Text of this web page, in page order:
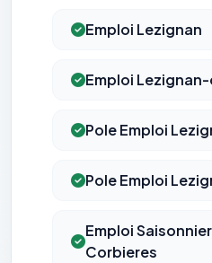
Emploi Lezignan
Emploi Lezignan-
Pole Emploi
Pole Emploi
Emploi
Corbieres